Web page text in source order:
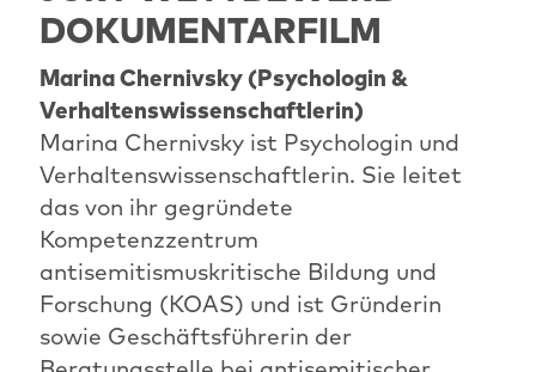
DOKUMENTARFILM
Marina Chernivsky (Psychologin &
Verhaltenswissenschaftlerin)
Marina Chernivsky ist Psychologin und
Verhaltenswissenschaftlerin. Sie leitet
das von ihr gegründete
Kompetenzzentrum
antisemitismuskritische Bildung und
Forschung (KOAS) und ist Gründerin
sowie Geschäftsführerin der